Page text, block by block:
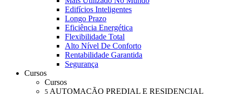
Edifícios Inteligentes
Longo Prazo
Eficiência Energética
Flexibilidade Total
Alto Nível De Conforto
Rentabilidade Garantida
Segurança
Cursos
Cursos
5 AUTOMAÇÃO PREDIAL E RESIDENCIAL